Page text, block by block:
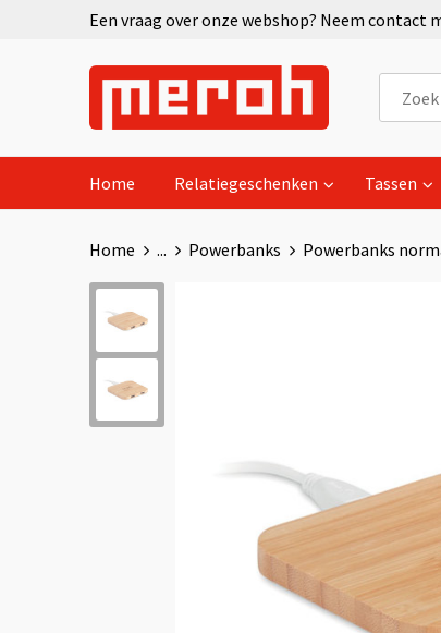
Een vraag over onze webshop? Neem contact
Home Relatiegeschenken Tassen
Home ... Powerbanks Powerbanks